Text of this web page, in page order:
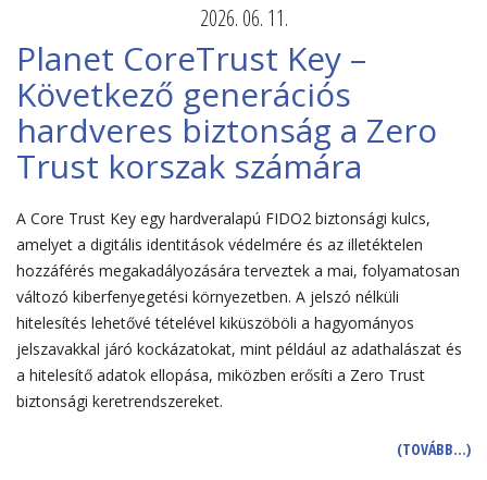
2026. 06. 11.
Planet CoreTrust Key –
Következő generációs
hardveres biztonság a Zero
Trust korszak számára
A Core Trust Key egy hardveralapú FIDO2 biztonsági kulcs,
amelyet a digitális identitások védelmére és az illetéktelen
hozzáférés megakadályozására terveztek a mai, folyamatosan
változó kiberfenyegetési környezetben. A jelszó nélküli
hitelesítés lehetővé tételével kiküszöböli a hagyományos
jelszavakkal járó kockázatokat, mint például az adathalászat és
a hitelesítő adatok ellopása, miközben erősíti a Zero Trust
biztonsági keretrendszereket.
(TOVÁBB…)